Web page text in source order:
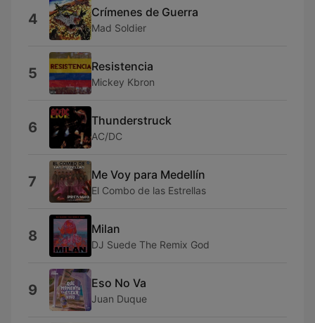
4 Crímenes de Guerra
Mad Soldier
5 Resistencia
Mickey Kbron
6 Thunderstruck
AC/DC
7 Me Voy para Medellín
El Combo de las Estrellas
8 Milan
DJ Suede The Remix God
9 Eso No Va
Juan Duque